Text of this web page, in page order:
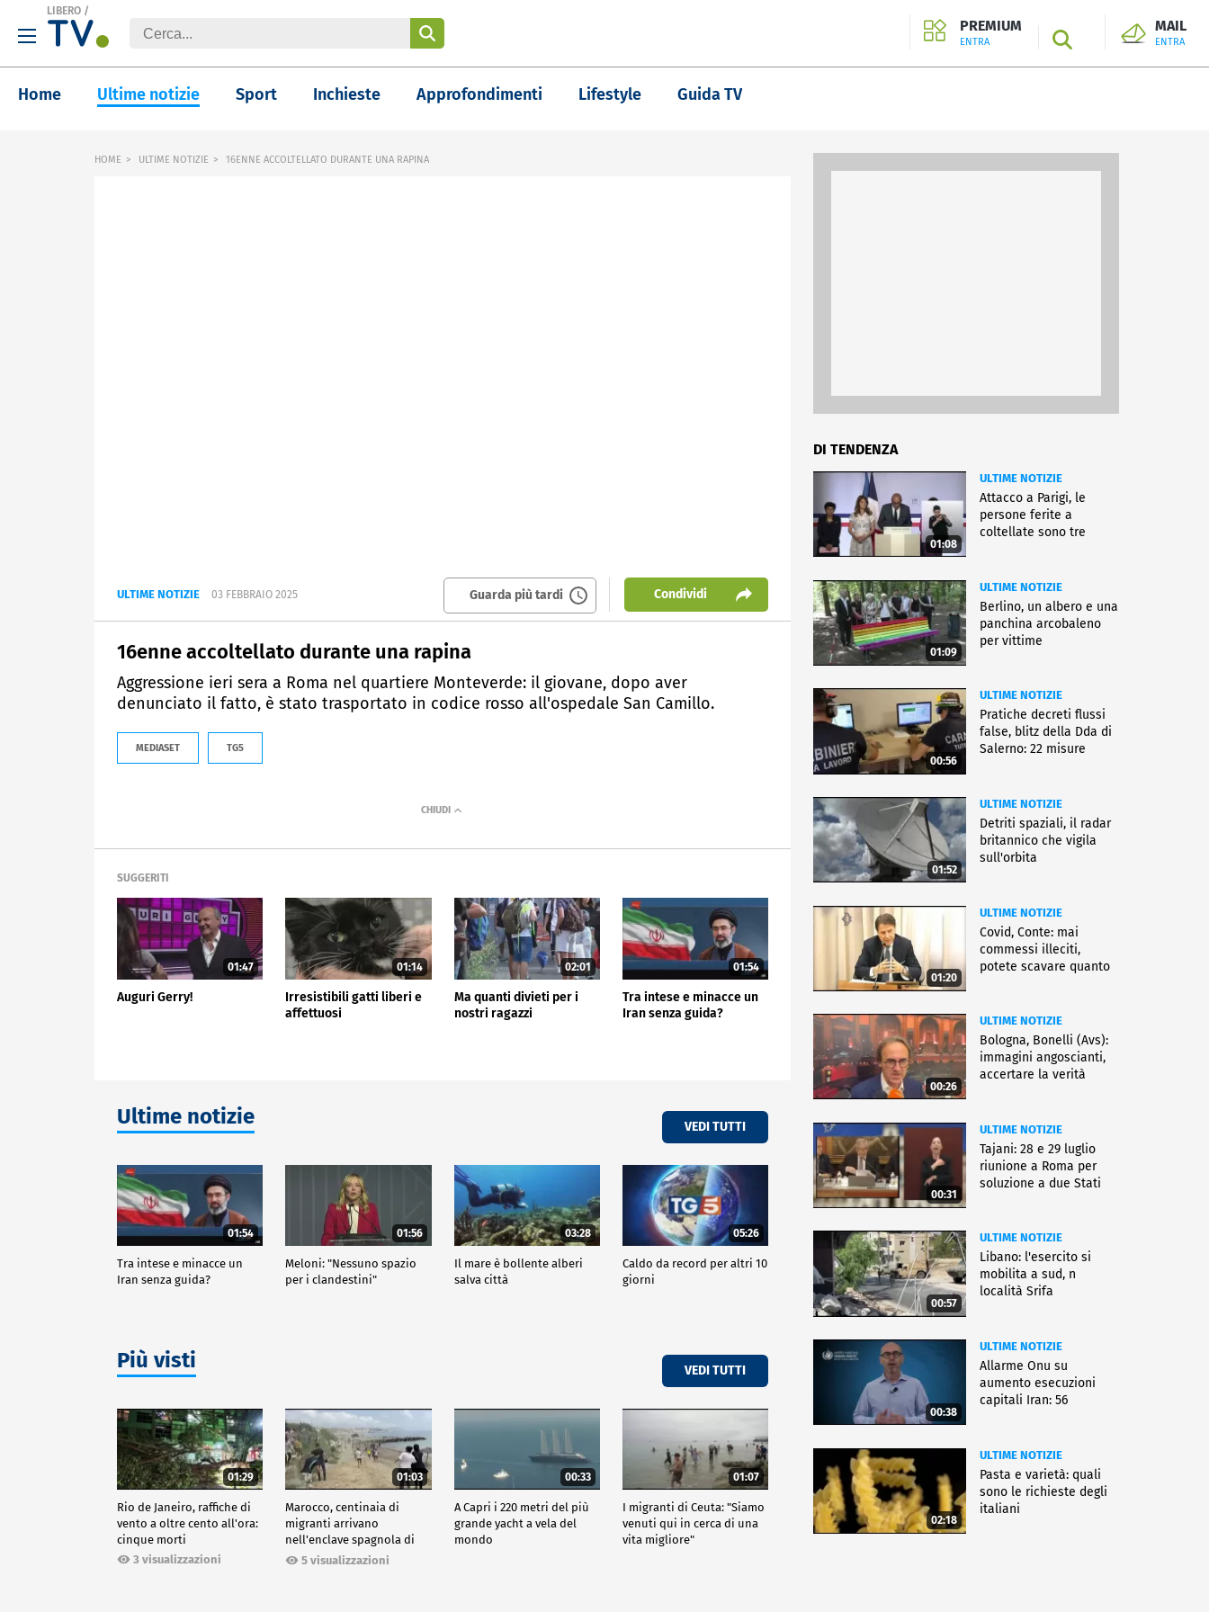
LIBERO /
PREMIUM
ENTRA SEARCH
MAIL
ENTRA
Home Ultime notizie Sport Inchieste Approfondimenti Lifestyle Guida TV
HOME ULTIME NOTIZIE 16ENNE ACCOLTELLATO DURANTE UNA RAPINA
ULTIME NOTIZIE 03 FEBBRAIO 2025 Guarda più tardi Condividi
16enne accoltellato durante una rapina
Aggressione ieri sera a Roma nel quartiere Monteverde: il giovane, dopo aver
denunciato il fatto, è stato trasportato in codice rosso all'ospedale San Camillo.
MEDIASET TG5
SUGGERITI
01:47
Auguri Gerry!
01:14
Irresistibili gatti liberi e
affettuosi
02:01
Ma quanti divieti per i
nostri ragazzi
01:54
Tra intese e minacce un
Iran senza guida?
Ultime notizie VEDI TUTTI
01:54
Tra intese e minacce un
Iran senza guida?
01:56
Meloni: "Nessuno spazio
per i clandestini"
03:28
Il mare è bollente alberi
salva città
05:26
Caldo da record per altri 10
giorni
Più visti VEDI TUTTI
01:29
Rio de Janeiro, raffiche di
vento a oltre cento all'ora:
cinque morti
3 visualizzazioni
01:03
Marocco, centinaia di
migranti arrivano
nell'enclave spagnola di
Ceuta5 visualizzazioni
00:33
A Capri i 220 metri del più
grande yacht a vela del
mondo
01:07
I migranti di Ceuta: "Siamo
venuti qui in cerca di una
vita migliore"
DI TENDENZA
01:08
ULTIME NOTIZIE
Attacco a Parigi, le
persone ferite a
coltellate sono tre
01:09
ULTIME NOTIZIE
Berlino, un albero e una
panchina arcobaleno
per vittime
00:56
ULTIME NOTIZIE
Pratiche decreti flussi
false, blitz della Dda di
Salerno: 22 misure
01:52
ULTIME NOTIZIE
Detriti spaziali, il radar
britannico che vigila
sull'orbita
01:20
ULTIME NOTIZIE
Covid, Conte: mai
commessi illeciti,
potete scavare quanto
00:26
ULTIME NOTIZIE
Bologna, Bonelli (Avs):
immagini angoscianti,
accertare la verità
00:31
ULTIME NOTIZIE
Tajani: 28 e 29 luglio
riunione a Roma per
soluzione a due Stati
00:57
ULTIME NOTIZIE
Libano: l'esercito si
mobilita a sud, n
località Srifa
00:38
ULTIME NOTIZIE
Allarme Onu su
aumento esecuzioni
capitali Iran: 56
02:18
ULTIME NOTIZIE
Pasta e varietà: quali
sono le richieste degli
italiani